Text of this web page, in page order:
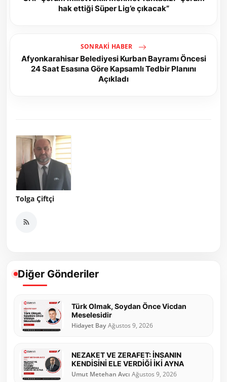
hak ettiği Süper Lig’e çıkacak”
SONRAKI HABER
Afyonkarahisar Belediyesi Kurban Bayramı Öncesi
24 Saat Esasına Göre Kapsamlı Tedbir Planını
Açıkladı
Tolga Çiftçi
Diğer Gönderiler
Türk Olmak, Soydan Önce Vicdan
Meselesidir
Hidayet Bay Ağustos 9, 2026
NEZAKET VE ZERAFET: İNSANIN
KENDİSİNİ ELE VERDİĞİ İKİ AYNA
Umut Metehan Avcı Ağustos 9, 2026